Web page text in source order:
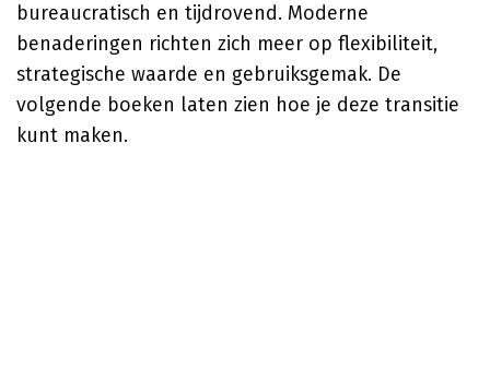
bureaucratisch en tijdrovend. Moderne
benaderingen richten zich meer op flexibiliteit,
strategische waarde en gebruiksgemak. De
volgende boeken laten zien hoe je deze transitie
kunt maken.